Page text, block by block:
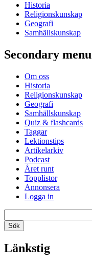
Historia
Religionskunskap
Geografi
Samhällskunskap
Secondary menu
Om oss
Historia
Religionskunskap
Geografi
Samhällskunskap
Quiz & flashcards
Taggar
Lektionstips
Artikelarkiv
Podcast
Året runt
Topplistor
Annonsera
Logga in
Länkstig